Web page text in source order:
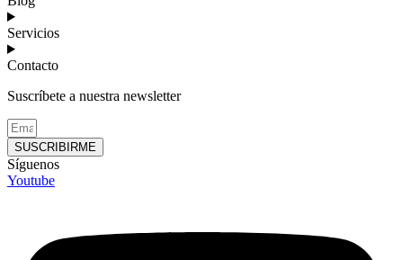
Servicios
Contacto
Suscríbete a nuestra newsletter
SUSCRIBIRME
Síguenos
Youtube